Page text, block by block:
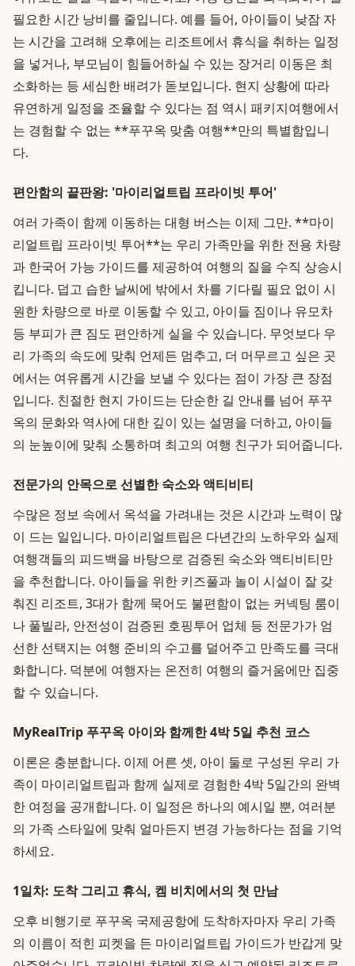
필요한 시간 낭비를 줄입니다. 예를 들어, 아이들이 낮잠 자
는 시간을 고려해 오후에는 리조트에서 휴식을 취하는 일정
을 넣거나, 부모님이 힘들어하실 수 있는 장거리 이동은 최
소화하는 등 세심한 배려가 돋보입니다. 현지 상황에 따라
유연하게 일정을 조율할 수 있다는 점 역시 패키지여행에서
는 경험할 수 없는 **푸꾸옥 맞춤 여행**만의 특별함입니
다.
편안함의 끝판왕: '마이리얼트립 프라이빗 투어'
여러 가족이 함께 이동하는 대형 버스는 이제 그만. **마이
리얼트립 프라이빗 투어**는 우리 가족만을 위한 전용 차량
과 한국어 가능 가이드를 제공하여 여행의 질을 수직 상승시
킵니다. 덥고 습한 날씨에 밖에서 차를 기다릴 필요 없이 시
원한 차량으로 바로 이동할 수 있고, 아이들 짐이나 유모차
등 부피가 큰 짐도 편안하게 실을 수 있습니다. 무엇보다 우
리 가족의 속도에 맞춰 언제든 멈추고, 더 머무르고 싶은 곳
에서는 여유롭게 시간을 보낼 수 있다는 점이 가장 큰 장점
입니다. 친절한 현지 가이드는 단순한 길 안내를 넘어 푸꾸
옥의 문화와 역사에 대한 깊이 있는 설명을 더하고, 아이들
의 눈높이에 맞춰 소통하며 최고의 여행 친구가 되어줍니다.
전문가의 안목으로 선별한 숙소와 액티비티
수많은 정보 속에서 옥석을 가려내는 것은 시간과 노력이 많
이 드는 일입니다. 마이리얼트립은 다년간의 노하우와 실제
여행객들의 피드백을 바탕으로 검증된 숙소와 액티비티만
을 추천합니다. 아이들을 위한 키즈풀과 놀이 시설이 잘 갖
춰진 리조트, 3대가 함께 묵어도 불편함이 없는 커넥팅 룸이
나 풀빌라, 안전성이 검증된 호핑투어 업체 등 전문가가 엄
선한 선택지는 여행 준비의 수고를 덜어주고 만족도를 극대
화합니다. 덕분에 여행자는 온전히 여행의 즐거움에만 집중
할 수 있습니다.
MyRealTrip 푸꾸옥 아이와 함께한 4박 5일 추천 코스
이론은 충분합니다. 이제 어른 셋, 아이 둘로 구성된 우리 가
족이 마이리얼트립과 함께 실제로 경험한 4박 5일간의 완벽
한 여정을 공개합니다. 이 일정은 하나의 예시일 뿐, 여러분
의 가족 스타일에 맞춰 얼마든지 변경 가능하다는 점을 기억
하세요.
1일차: 도착 그리고 휴식, 켐 비치에서의 첫 만남
오후 비행기로 푸꾸옥 국제공항에 도착하자마자 우리 가족
의 이름이 적힌 피켓을 든 마이리얼트립 가이드가 반갑게 맞